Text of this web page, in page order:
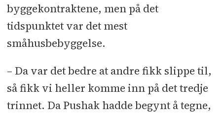
byggekontraktene, men på det
tidspunktet var det mest
småhusbebyggelse.
– Da var det bedre at andre fikk slippe til,
så fikk vi heller komme inn på det tredje
trinnet. Da Pushak hadde begynt å tegne,